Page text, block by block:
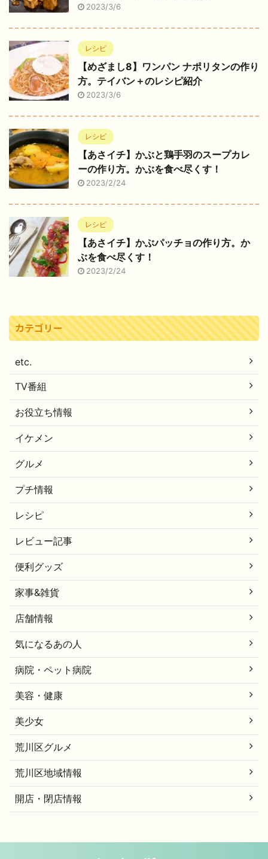
2023/3/6
レシピ
【めざまし8】ワンパン ナポリタンの作り
方。テイバン＋のレシピ紹介
2023/3/6
レシピ
【あさイチ】かぶと鶏手羽のスープカレ
ーの作り方。かぶを食べ尽くす！
2023/2/24
レシピ
【あさイチ】かぶパッチョの作り方。か
ぶを食べ尽くす！
2023/2/24
カテゴリー
etc.
TV番組
お役立ち情報
イケメン
グルメ
プチ情報
レシピ
レビュー記事
便利グッズ
家事&雑貨
店舗情報
気になるあの人
病院・ペット病院
美容・健康
美少女
荒川区グルメ
荒川区地域情報
開店・閉店情報